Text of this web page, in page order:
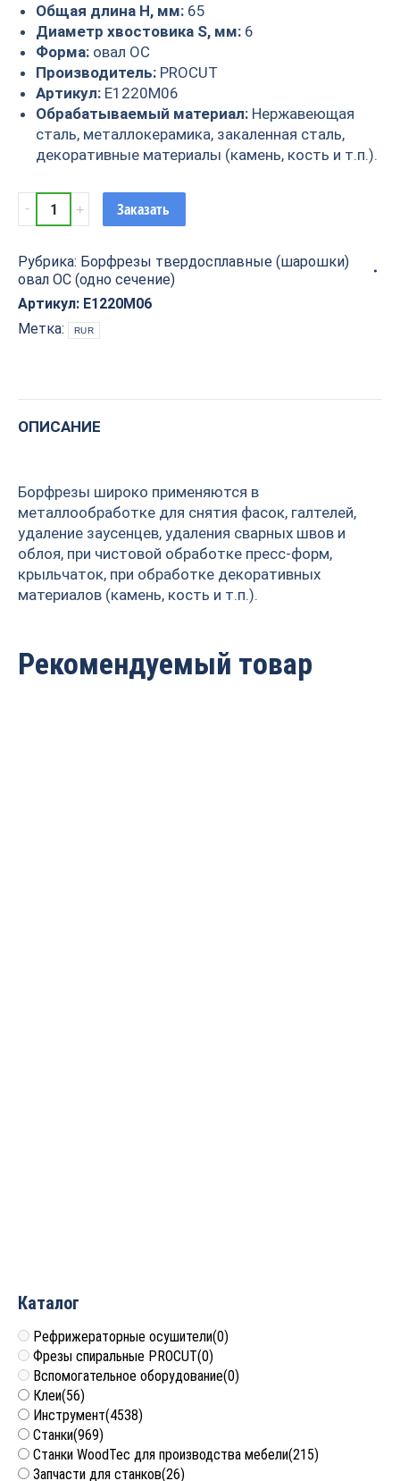
Общая длина H, мм: 65
Диаметр хвостовика S, мм: 6
Форма: овал ОС
Производитель: PROCUT
Артикул: E1220M06
Обрабатываемый материал: Нержавеющая
сталь, металлокерамика, закаленная сталь,
декоративные материалы (камень, кость и т.п.).
Борфреза
твердосплавная
овал
ОС
D=12x20x65
S=6
Заказать
Рубрика: Борфрезы твердосплавные (шарошки)
овал ОС (одно сечение)
Артикул: E1220M06
Метка:
RUR
ОПИСАНИЕ
Борфрезы широко применяются в
металлообработке для снятия фасок, галтелей,
удаление заусенцев, удаления сварных швов и
облоя, при чистовой обработке пресс-форм,
крыльчаток, при обработке декоративных
материалов (камень, кость и т.п.).
Рекомендуемый товар
Каталог
Рефрижераторные осушители(0)
Фрезы спиральные PROCUT(0)
Вспомогательное оборудование(0)
Клеи(56)
Инструмент(4538)
Станки(969)
Станки WoodTec для производства мебели(215)
Запчасти для станков(26)